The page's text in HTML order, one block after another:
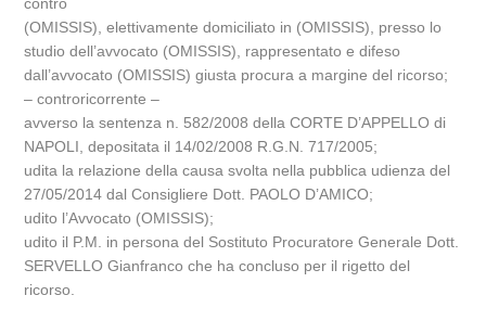
contro
(OMISSIS), elettivamente domiciliato in (OMISSIS), presso lo
studio dell’avvocato (OMISSIS), rappresentato e difeso
dall’avvocato (OMISSIS) giusta procura a margine del ricorso;
– controricorrente –
avverso la sentenza n. 582/2008 della CORTE D’APPELLO di
NAPOLI, depositata il 14/02/2008 R.G.N. 717/2005;
udita la relazione della causa svolta nella pubblica udienza del
27/05/2014 dal Consigliere Dott. PAOLO D’AMICO;
udito l’Avvocato (OMISSIS);
udito il P.M. in persona del Sostituto Procuratore Generale Dott.
SERVELLO Gianfranco che ha concluso per il rigetto del
ricorso.